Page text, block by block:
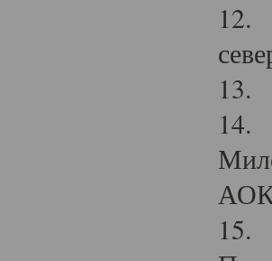
12.
13.
14.
15.